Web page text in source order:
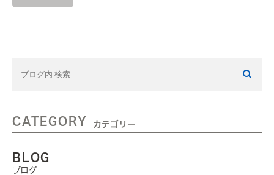
CATEGORY カテゴリー
BLOG
ブログ